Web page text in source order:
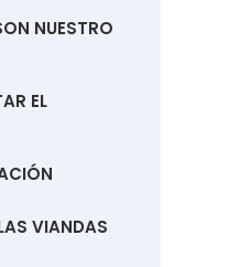
NUESTRO
EL
VIANDAS